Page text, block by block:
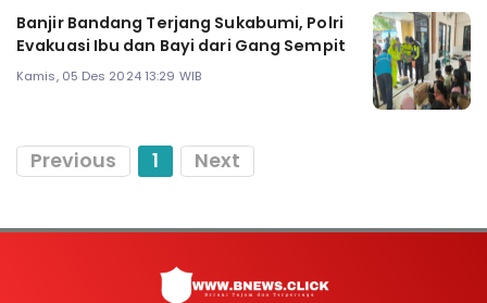
Banjir Bandang Terjang Sukabumi, Polri
Evakuasi Ibu dan Bayi dari Gang Sempit
Kamis, 05 Des 2024 13:29 WIB
Previous 1 Next